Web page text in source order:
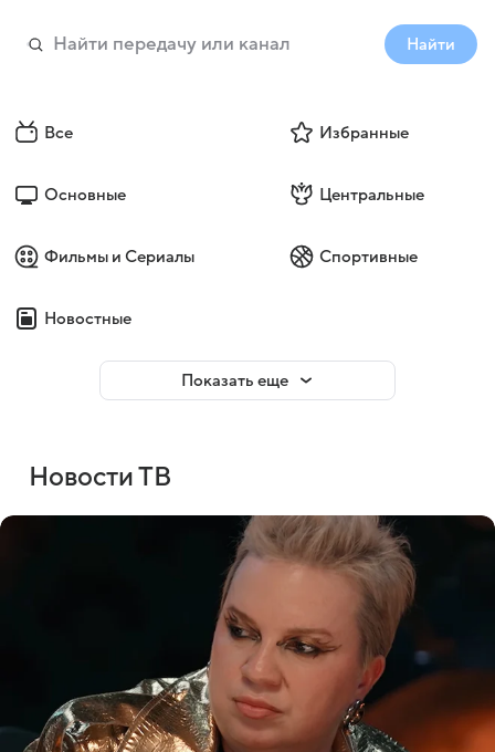
Найти
Все Избранные
Основные Центральные
Фильмы и Сериалы Спортивные
Новостные
Показать еще
Новости ТВ